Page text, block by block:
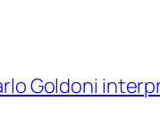
Goldoni